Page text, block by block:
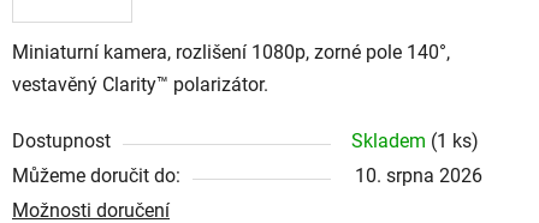
Miniaturní kamera, rozlišení 1080p, zorné pole 140°,
vestavěný Clarity™ polarizátor.
Dostupnost Skladem (1 ks)
Můžeme doručit do:
10. srpna 2026
Možnosti doručení